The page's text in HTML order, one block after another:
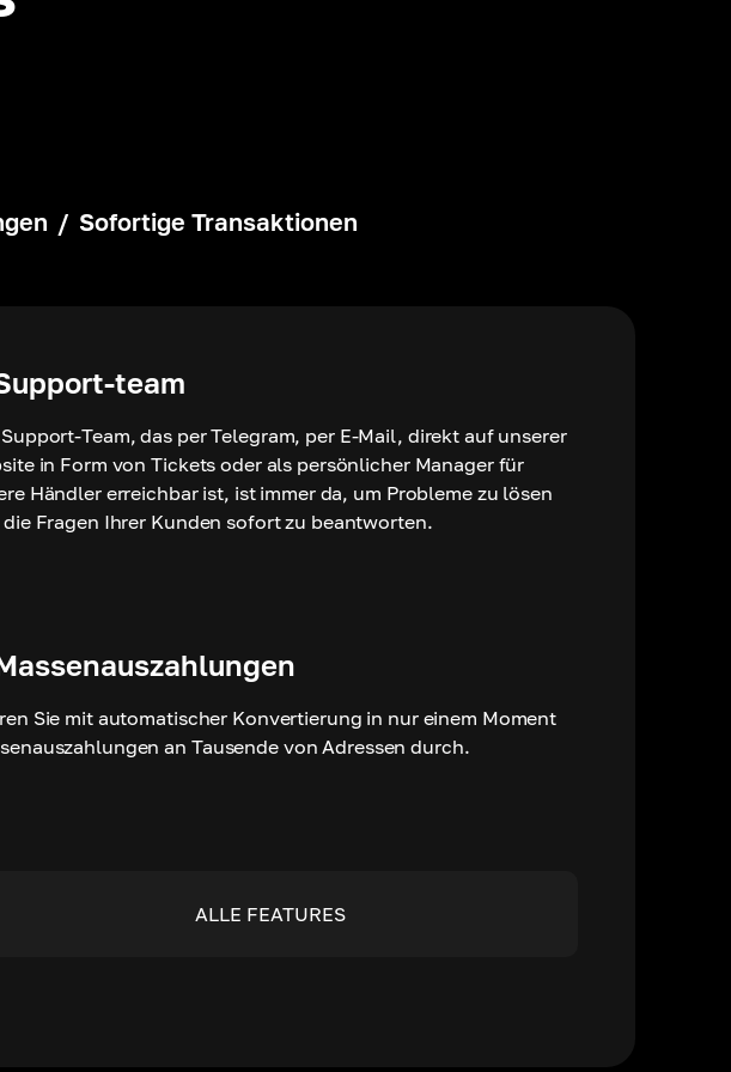
/ Sofortige Transaktionen
team
Support-Team, das per Telegram, per E-Mail, direkt auf unserer
in Form von Tickets oder als persönlicher Manager für
Händler erreichbar ist, ist immer da, um Probleme zu lösen
die Fragen Ihrer Kunden sofort zu beantworten.
Sie mit automatischer Konvertierung in nur einem Moment
an Tausende von Adressen durch.
ALLE FEATURES